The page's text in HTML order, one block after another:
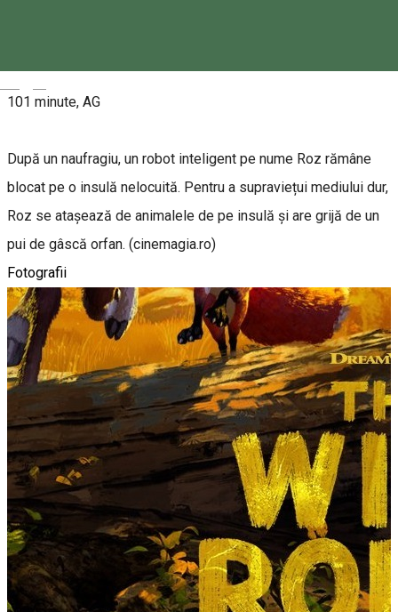
101 minute, AG
După un naufragiu, un robot inteligent pe nume Roz rămâne
blocat pe o insulă nelocuită. Pentru a supraviețui mediului dur,
Roz se atașează de animalele de pe insulă și are grijă de un
pui de gâscă orfan. (cinemagia.ro)
Fotografii